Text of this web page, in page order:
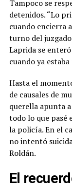
Tampoco se
detenidos. “Lo
cuando encierra
turno del juzgado
Laprida se
cuando ya
Hasta el
de causales de
querella apunta
todo lo que pasé
la policía. En el
no intentó
Roldán.
El